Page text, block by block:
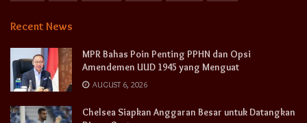
Recent News
MPR Bahas Poin Penting PPHN dan Opsi
Amendemen UUD 1945 yang Menguat
AUGUST 6, 2026
Chelsea Siapkan Anggaran Besar untuk Datangkan